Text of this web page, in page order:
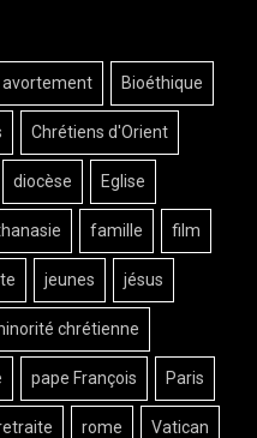
avortement Bioéthique
Chrétiens d'Orient
diocèse Eglise
famille film
jeunes jésus
chrétienne
pape François Paris
rome Vatican